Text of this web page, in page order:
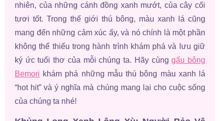
nhiên, của những cánh đồng xanh mướt, của cây cối
tươi tốt. Trong thế giới thú bông, màu xanh lá cũng
mang đến những cảm xúc ấy, và nó chính là một phần
không thể thiếu trong hành trình khám phá và lưu giữ
ký ức tuổi thơ của mỗi chúng ta. Hãy cùnggấu bông
Bemori khám phá những mẫu thú bông màu xanh lá
“hot hit” và ý nghĩa mà chúng mang lại cho cuộc sống
của chúng ta nhé!